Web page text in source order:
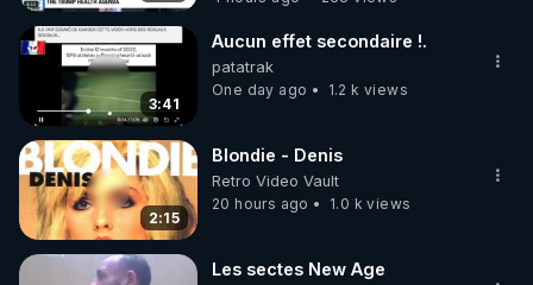
3:41
Aucun effet secondaire !.
patatrak
One day ago
1.2 k views
2:15
Blondie - Denis
Retro Video Vault
20 hours ago
1.0 k views
Les sectes New Age